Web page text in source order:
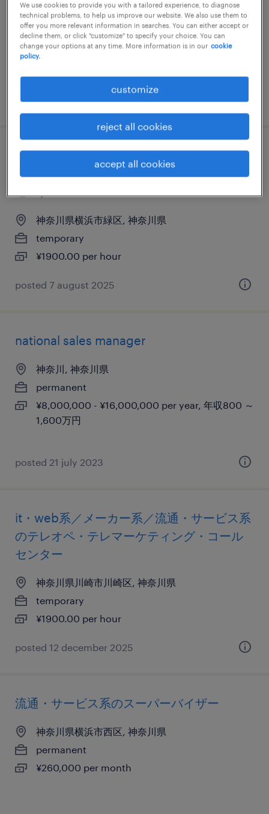
神奈川, 神奈川県
permanent
¥10,000,000 - ¥17,000,000 per year, 年収1,000
～ 1,700万円
posted 23 august 2023
it・web系／メーカー系／流通・サービス系
のテレオペ・テレマーケティング・コール
神奈川県横浜市緑区, 神奈川県
temporary
¥1900.00 per hour
posted 7 august 2025
national sales manager
神奈川, 神奈川県
permanent
¥8,000,000 - ¥16,000,000 per year, 年収800 ～
1,600万円
posted 21 july 2023
it・web系／メーカー系／流通・サービス系
のテレオペ・テレマーケティング・コール
センター
神奈川県川崎市川崎区, 神奈川県
temporary
¥1900.00 per hour
posted 12 december 2025
流通・サービス系のスーパーバイザー
神奈川県横浜市西区, 神奈川県
permanent
¥260,000 per month
We use cookies to provide you with a tailored experience, to diagnose
technical problems, to help us improve our website. We also use them to
offer you more relevant information in searches. You can either accept or
decline them, or click "customize" to specify your choice. You can
change your options at any time. More information is in our cookie
policy.
customize
reject all cookies
accept all cookies